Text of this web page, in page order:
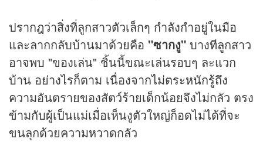
ปรากฎว่าสิ่งที่ลูกสาวตัวเล็กๆ กำลังกำอยู่ในมือ
และลากกลับบ้านมาด้วยคือ "ซากงู" บางทีลูกสาว
อาจพบ "ของเล่น" ชิ้นนี้ขณะเล่นรอบๆ ละแวก
บ้าน อย่างไรก็ตาม เนื่องจากไม่ตระหนักรู้ถึง
ความอันตรายของสัตว์ร้ายเด็กน้อยจึงไม่กลัว ตรง
ข้ามกับผู้เป็นแม่เมื่อเห็นงูตัวใหญ่ก็อดไม่ได้ที่จะ
ขนลุกด้วยความหวาดกลัว